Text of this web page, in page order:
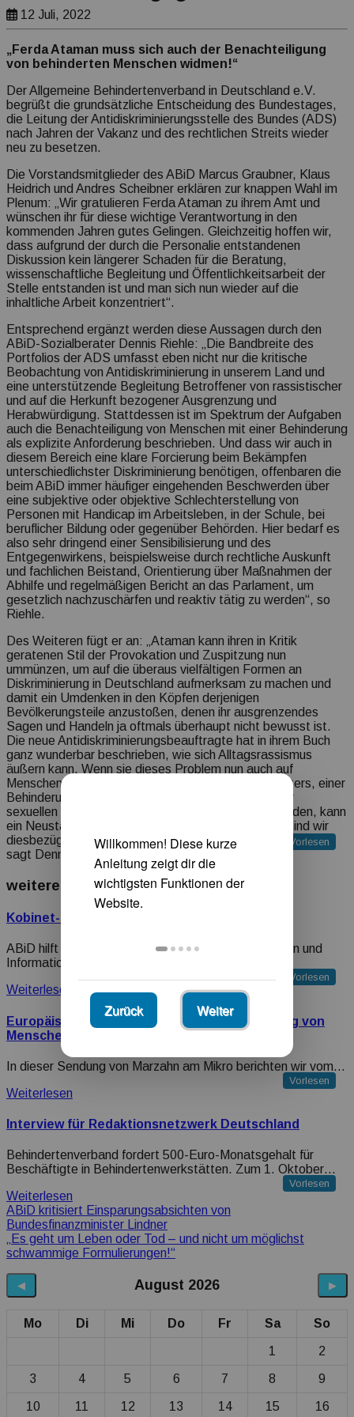
Transparenz Erklärung
12 Juli, 2022
„Ferda Ataman muss sich auch der Benachteiligung
von behinderten Menschen widmen!“
Der Allgemeine Behindertenverband in Deutschland e.V.
begrüßt die grundsätzliche Entscheidung des Bundestages,
die Leitung der Antidiskriminierungsstelle des Bundes (ADS)
nach Jahren der Vakanz und des rechtlichen Streits wieder
neu zu besetzen.
Die Vorstandsmitglieder des ABiD Marcus Graubner, Klaus
Heidrich und Andres Scheibner erklären zur knappen Wahl im
Plenum: „Wir gratulieren Ferda Ataman zu ihrem Amt und
wünschen ihr für diese wichtige Verantwortung in den
kommenden Jahren gutes Gelingen. Gleichzeitig hoffen wir,
dass aufgrund der durch die Personalie entstandenen
Diskussion kein längerer Schaden für die Beratung,
wissenschaftliche Begleitung und Öffentlichkeitsarbeit der
Stelle entstanden ist und man sich nun wieder auf die
inhaltliche Arbeit konzentriert“.
Entsprechend ergänzt werden diese Aussagen durch den
ABiD-Sozialberater Dennis Riehle: „Die Bandbreite des
Portfolios der ADS umfasst eben nicht nur die kritische
Beobachtung von Antidiskriminierung in unserem Land und
eine unterstützende Begleitung Betroffener von rassistischer
und auf die Herkunft bezogener Ausgrenzung und
Herabwürdigung. Stattdessen ist im Spektrum der Aufgaben
auch die Benachteiligung von Menschen mit einer Behinderung
als explizite Anforderung beschrieben. Und dass wir auch in
diesem Bereich eine klare Forcierung beim Bekämpfen
unterschiedlichster Diskriminierung benötigen, offenbaren die
beim ABiD immer häufiger eingehenden Beschwerden über
eine subjektive oder objektive Schlechterstellung von
Personen mit Handicap im Arbeitsleben, in der Schule, bei
beruflicher Bildung oder gegenüber Behörden. Hier bedarf es
also sehr dringend einer Sensibilisierung und des
Entgegenwirkens, beispielsweise durch rechtliche Auskunft
und fachlichen Beistand, Orientierung über Maßnahmen der
Abhilfe und regelmäßigen Bericht an das Parlament, um
gesetzlich nachzuschärfen und reaktiv tätig zu werden“, so
Riehle.
Des Weiteren fügt er an: „Ataman kann ihren in Kritik
geratenen Stil der Provokation und Zuspitzung nun
ummünzen, um auf die überaus vielfältigen Formen an
Diskriminierung in Deutschland aufmerksam zu machen und
damit ein Umdenken in den Köpfen derjenigen
Bevölkerungsteile anzustoßen, denen ihr ausgrenzendes
Sagen und Handeln ja oftmals überhaupt nicht bewusst ist.
Die neue Antidiskriminierungsbeauftragte hat in ihrem Buch
ganz wunderbar beschrieben, wie sich Alltagsrassismus
äußern kann. Wenn sie dieses Problem nun auch auf
Menschen bezieht, die wegen ihres Geschlechts, Alters, einer
Behinderung, der Religion und Weltanschauung oder
sexuellen Identität benachteiligt und entwürdigt werden, kann
ein Neustart für die ADS durchaus gelingen. Gerne sind wir
diesbezüglich zum Dialog mit der künftigen Leiterin bereit“,
sagt Dennis Riehle abschließend.
Vorlesen
weitere Vorschläge für Sie
Kobinet-Nachrichten
ABiD hilft Vereinsmitgiedern mit Wissen, Erfahrungen und
Informationen
Weiterlesen
Vorlesen
Europäischer Protesttag für die Gleichstellung von
Menschen mit Behinderung
In dieser Sendung von Marzahn am Mikro berichten wir vom…
Weiterlesen
Vorlesen
Interview für Redaktionsnetzwerk Deutschland
Behindertenverband fordert 500-Euro-Monatsgehalt für
Beschäftigte in Behindertenwerkstätten. Zum 1. Oktober…
Weiterlesen
Vorlesen
Beitragsnavigation
ABiD kritisiert Einsparungsabsichten von
Bundesfinanzminister Lindner
„Es geht um Leben oder Tod – und nicht um möglichst
schwammige Formulierungen!“
◀ August 2026 ▶
Mo Di Mi Do Fr Sa So
1 2
3 4 5 6 7 8 9
10 11 12 13 14 15 16
Zurück Weiter